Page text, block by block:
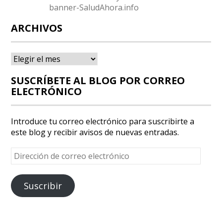
ARCHIVOS
Archivos
SUSCRÍBETE AL BLOG POR CORREO
ELECTRÓNICO
Introduce tu correo electrónico para suscribirte a
este blog y recibir avisos de nuevas entradas.
Dirección
de
correo
electrónico
Suscribir